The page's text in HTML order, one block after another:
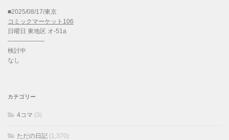
■2025/08/17/東京
コミックマーケット106
日曜日 東地区 オ-51a
——————
検討中
なし
カテゴリー
4コマ (3)
ただの日記 (1,370)